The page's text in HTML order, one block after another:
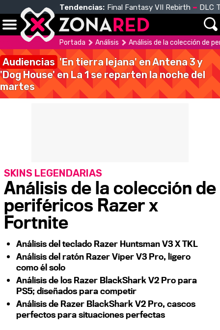
Tendencias: Final Fantasy VII Rebirth DLC
Portada Análisis Análisis de la colección de
Audiencias 'En tierra lejana' en Antena 3 y
'Dog House' en La 1 se reparten la noche del
martes
Análisis del teclado Razer Huntsman V3 X TKL
Análisis del ratón Razer Viper V3 Pro, ligero
como él solo
Análisis de los Razer BlackShark V2 Pro para
PS5; diseñados para competir
Análisis de Razer BlackShark V2 Pro, cascos
perfectos para situaciones perfectas
Análisis de la colección de
periféricos Razer x
Fortnite
SKINS LEGENDARIAS